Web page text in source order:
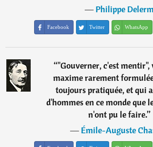
―Philippe Delerm
Facebook Twitter WhatsApp
“"Gouverner, c'est mentir",
maxime rarement
toujours pratiquée, et qui
d'hommes en ce monde que
n'ont pu le faire.”
―Émile-Auguste